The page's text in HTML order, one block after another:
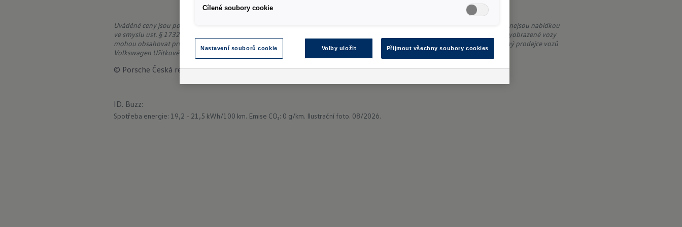
Uváděné ceny jsou pouze orientační, doporučené importérem značky Volkswagen Užitkové vozy (Porsche Česká republika s.r.o.), a nejsou nabídkou
ve smyslu ust. § 1732 zákona č. 89/2012 Sb., občanský zákoník, ve znění pozdějších předpisů. Fotografie jsou pouze ilustrativní a vyobrazené vozy
mohou obsahovat prvky příplatkové výbavy. Aktuální cenu a specifikaci vybraného modelu Vám na požádání sdělí Váš autorizovaný prodejce vozů
Volkswagen Užitkové vozy.
© Porsche Česká republika s.r.o.
ID. Buzz:
Spotřeba energie: 19,2 - 21,5 kWh/100 km. Emise CO₂: 0 g/km. Ilustrační foto. 08/2026.
Cílené soubory cookie
Nastavení souborů cookie Volby uložit Přijmout všechny soubory cookies